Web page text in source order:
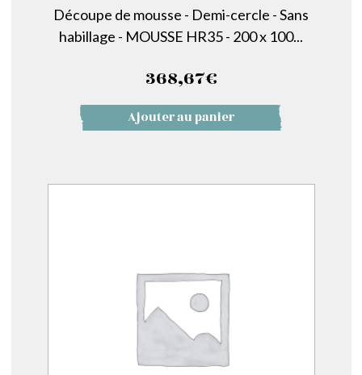
Découpe de mousse - Demi-cercle - Sans
habillage - MOUSSE HR35 - 200 x 100...
368,67€
Ajouter au panier